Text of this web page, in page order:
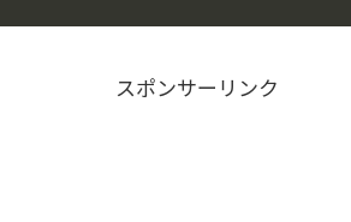
スポンサーリンク